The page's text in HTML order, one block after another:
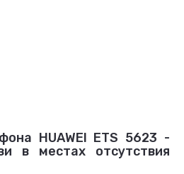
HUAWEI ETS 5623 -
в местах отсутствия